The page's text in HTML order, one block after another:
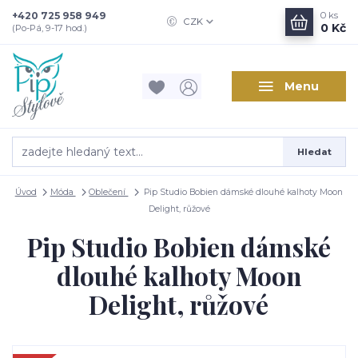
Menu
CZK
Hledat
+420 725 958 949
(Po-Pá, 9-17 hod.)
0 ks
0 Kč
Úvod Móda Oblečení
Pip Studio Bobien dámské dlouhé kalhoty Moon
Delight, růžové
Pip Studio Bobien dámské
dlouhé kalhoty Moon
Delight, růžové